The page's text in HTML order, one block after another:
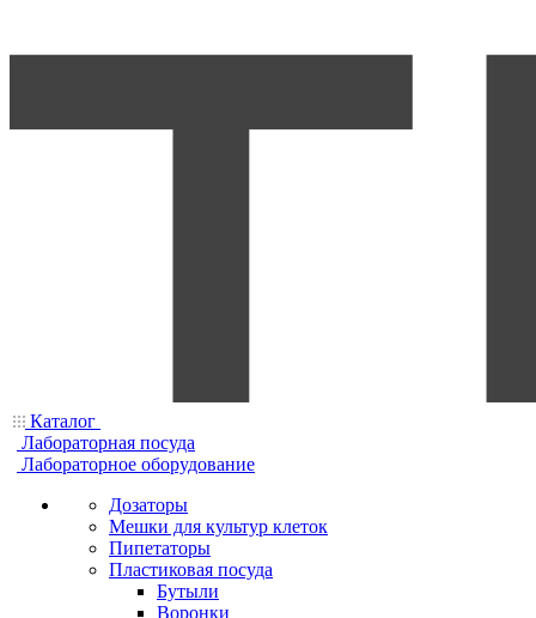
Каталог
Лабораторная посуда
Лабораторное оборудование
Дозаторы
Мешки для культур клеток
Пипетаторы
Пластиковая посуда
Бутыли
Воронки